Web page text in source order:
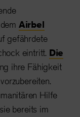
Airbel
gefährdete
eintritt. Die
ihre Fähigkeit
Hilfe
bereits im